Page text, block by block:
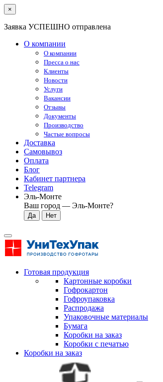
×
Заявка УСПЕШНО отправлена
О компании
О компании
Пресса о нас
Клиенты
Новости
Услуги
Вакансии
Отзывы
Документы
Производство
Частые вопросы
Доставка
Самовывоз
Оплата
Блог
Кабинет партнера
Telegram
Эль-Монте
Ваш город — Эль-Монте?
Готовая продукция
Картонные коробки
Гофрокартон
Гофроупаковка
Распродажа
Упаковочные материалы
Бумага
Коробки на заказ
Коробки с печатью
Коробки на заказ